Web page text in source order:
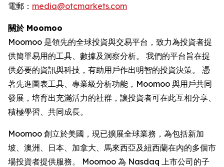
電郵： media@otcmarkets.com
關於 Moomoo
Moomoo 是領先的全球投資與交易平台，致力為投資者提
供簡單易用的工具、數據及洞察分析。 我們的平台旨在提
供必要的資訊與科技，有助用戶作出明智的投資決策。 憑
著先進圖表工具、專業級分析功能，Moomoo 與用戶共同
發展，培育出充滿活力的社群，讓投資者可在此互相分享、
積極學習、共同成長。
Moomoo 創立於美國，現已擴展全球業務，為包括新加
坡、澳洲、日本、加拿大、馬來西亞及紐西蘭在內的多個市
場投資者提供服務。 Moomoo 為 Nasdaq 上市公司的子